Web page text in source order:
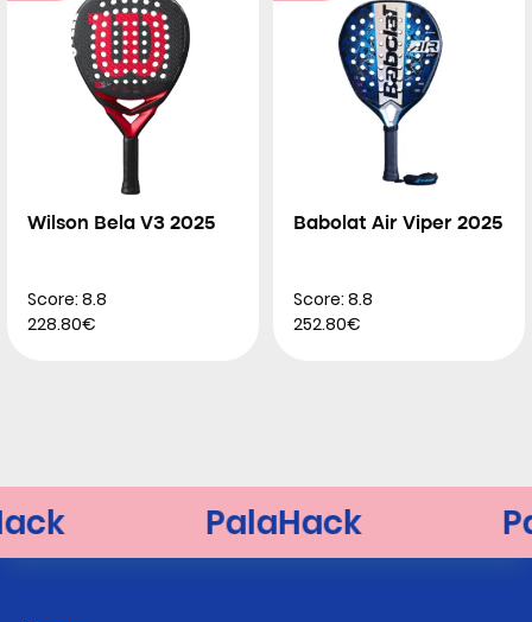
Wilson Bela V3 2025
Score: 8.8
228.80€
Babolat Air Viper 2025
Score: 8.8
252.80€